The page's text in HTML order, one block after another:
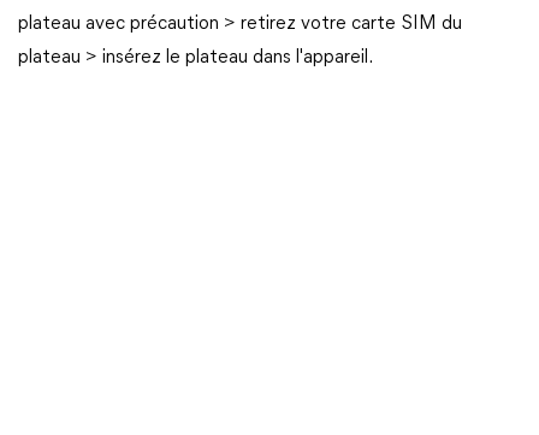
plateau avec précaution > retirez votre carte SIM du
plateau > insérez le plateau dans l'appareil.